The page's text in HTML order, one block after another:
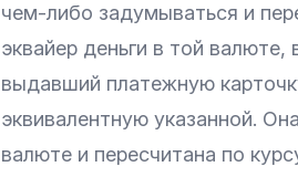
чем-либо задумываться и
эквайер деньги в той
выдавший платежную
эквивалентную указанной.
валюте и пересчитана по